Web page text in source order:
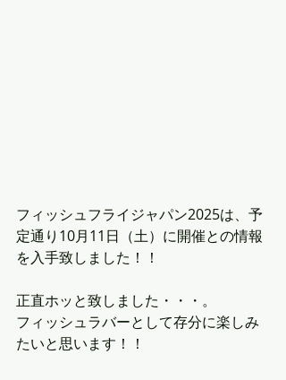
フィッシュフライジャパン2025は、予
定通り10月11日（土）に開催との情報
を入手致しました！！
正直ホッと致しました・・・。
フィッシュラバーとして存分に楽しみ
たいと思います！！